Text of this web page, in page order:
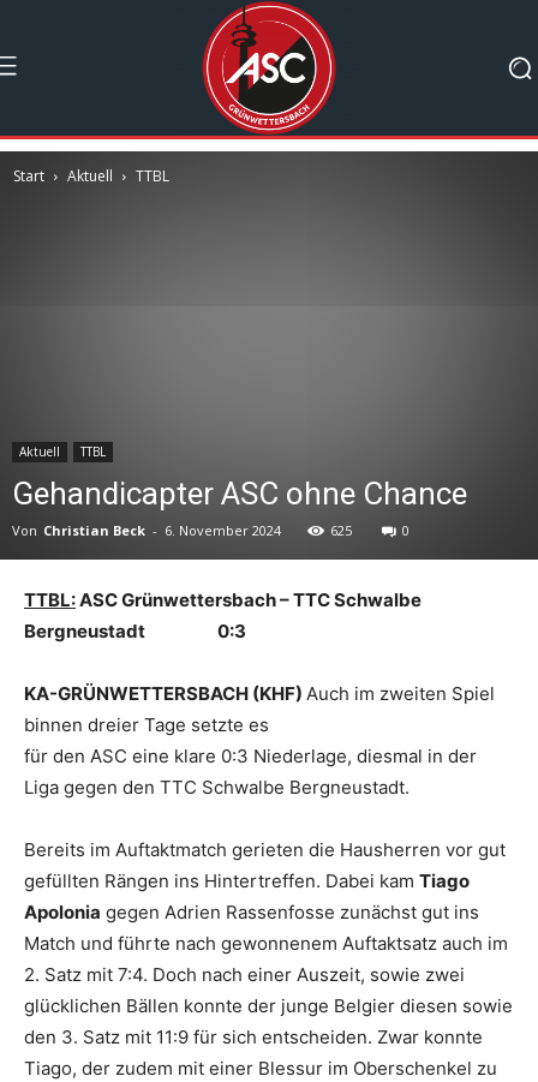
Start Aktuell TTBL
Aktuell TTBL
Gehandicapter ASC ohne Chance
Von Christian Beck - 6. November 2024 625 0
TTBL:ASC Grünwettersbach – TTC Schwalbe
Bergneustadt 0:3
KA-GRÜNWETTERSBACH (KHF) Auch im zweiten Spiel
binnen dreier Tage setzte es
für den ASC eine klare 0:3 Niederlage, diesmal in der
Liga gegen den TTC Schwalbe Bergneustadt.
Bereits im Auftaktmatch gerieten die Hausherren vor gut
gefüllten Rängen ins Hintertreffen. Dabei kam Tiago
Apolonia gegen Adrien Rassenfosse zunächst gut ins
Match und führte nach gewonnenem Auftaktsatz auch im
2. Satz mit 7:4. Doch nach einer Auszeit, sowie zwei
glücklichen Bällen konnte der junge Belgier diesen sowie
den 3. Satz mit 11:9 für sich entscheiden. Zwar konnte
Tiago, der zudem mit einer Blessur im Oberschenkel zu